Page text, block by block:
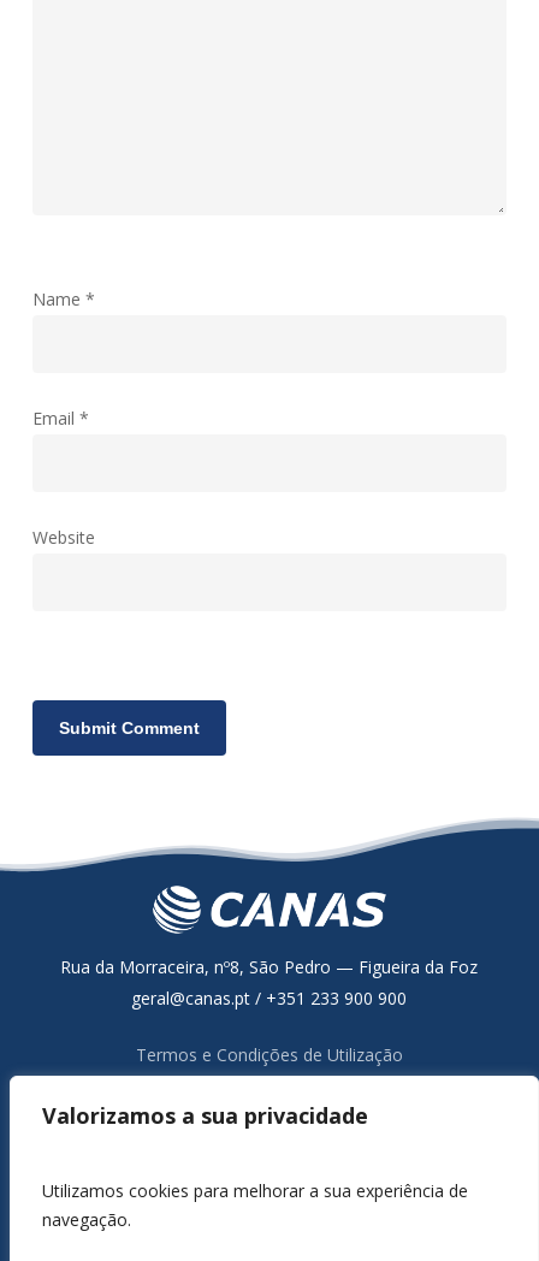
Valorizamos a sua privacidade
Utilizamos cookies para melhorar a sua experiência de
navegação.
Name *
Email *
Website
Rua da Morraceira, nº8, São Pedro — Figueira da Foz
geral@canas.pt / +351 233 900 900
Termos e Condições de Utilização
Resolução Alternativa de Litígios de Consumo
Canal de Denúncia